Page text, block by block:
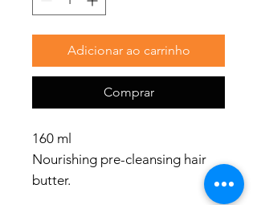
Adicionar ao carrinho
Comprar
160 ml
Nourishing pre-cleansing hair
butter.